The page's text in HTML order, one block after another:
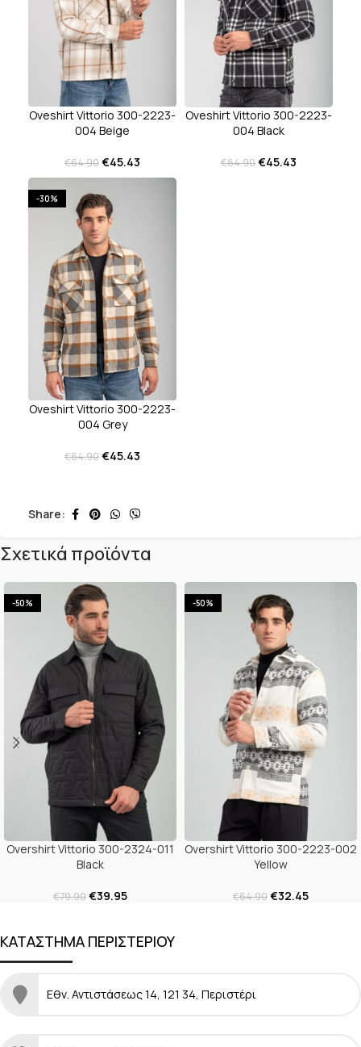
Oveshirt Vittorio 300-2223-
004 Beige
€64.90€45.43
Oveshirt Vittorio 300-2223-
004 Black
€64.90€45.43
-30%
Oveshirt Vittorio 300-2223-
004 Grey
€64.90€45.43
Share:
Σχετικά προϊόντα
-50%
Overshirt Vittorio 300-2324-011
Black
€79.90€39.95
-50%
Overshirt Vittorio 300-2223-002
Yellow
€64.90€32.45
ΚΑΤΑΣΤΗΜΑ ΠΕΡΙΣΤΕΡΙΟΥ
Εθν. Αντιστάσεως 14, 121 34, Περιστέρι